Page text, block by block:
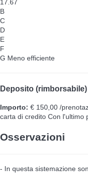
17.67
B
C
D
E
F
G Meno efficiente
Deposito (rimborsabile)
Importo: € 150,00 /
carta di credito Con l'ultimo
Osservazioni
- In questa sistemazione